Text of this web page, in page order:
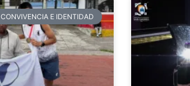
CONVIVENCIA E IDENTIDAD